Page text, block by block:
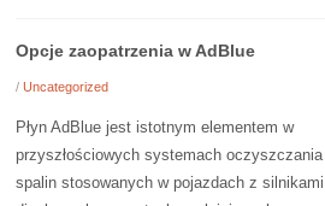
Opcje zaopatrzenia w AdBlue
/Uncategorized
Płyn AdBlue jest istotnym elementem w
przyszłościowych systemach oczyszczania
spalin stosowanych w pojazdach z silnikami